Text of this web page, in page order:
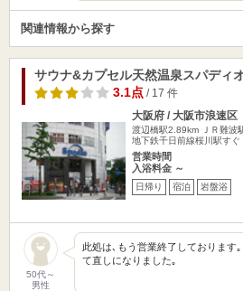
関連情報から探す
サウナ&カプセル天然温泉スパディ
3.1点/ 17 件
大阪府 / 大阪市浪速区
渡辺橋駅2.89km
ＪＲ難波
地下鉄千日前線桜川駅すぐ
営業時間
入浴料金 ～
日帰り 宿泊 岩盤浴
50代～
男性
此処は､もう営業終了しております
て直しになりました｡